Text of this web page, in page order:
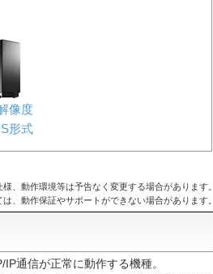
像度
形式
、動作環境等は予告なく変更する場合があります。
、動作保証やサポートができない場合があります。
通信が正常に動作する機種。